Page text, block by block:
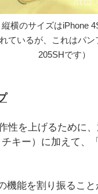
縦横のサイズはiPhone
ているが、これはパ
205SHです）
性を上げるために
キー）に加えて
機能を割り振るこ